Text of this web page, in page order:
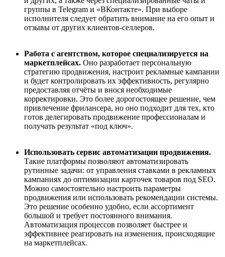
группы в Telegram и «ВКонтакте». При выборе
исполнителя следует обратить внимание на его опыт и
отзывы от других клиентов-селлеров.
Работа с агентством, которое специализируется на
маркетплейсах. Оно разработает персональную
стратегию продвижения, настроит рекламные кампании
и будет контролировать их эффективность, регулярно
предоставляя отчёты и внося необходимые
корректировки. Это более дорогостоящее решение, чем
привлечение фрилансера, но оно подходит для тех, кто
готов делегировать продвижение профессионалам и
получать результат «под ключ».
Использовать сервис автоматизации продвижения.
Такие платформы позволяют автоматизировать
рутинные задачи: от управления ставками в рекламных
кампаниях до оптимизации карточек товаров под SEO.
Можно самостоятельно настроить параметры
продвижения или использовать рекомендации системы.
Это решение особенно удобно, если ассортимент
большой и требует постоянного внимания.
Автоматизация процессов позволяет быстрее и
эффективнее реагировать на изменения, происходящие
на маркетплейсах.